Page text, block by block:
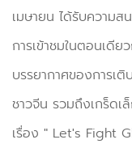
เมษายน ได้รับความส
การเข้าชมในตอนเดีย
บรรยากาศของการเ
ชาวจีน รวมถึงเกร็ดเ
เรื่อง " Let's Fight